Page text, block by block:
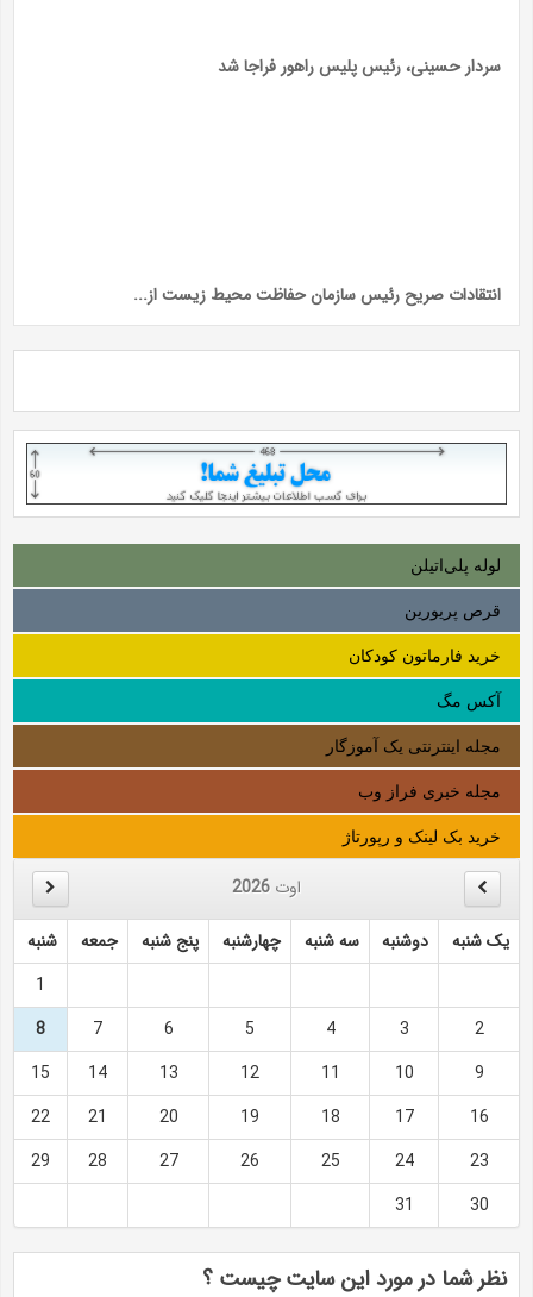
سردار حسینی، رئیس پلیس راهور فراجا شد
انتقادات صریح رئیس سازمان حفاظت محیط زیست از...
لوله‌ پلی‌اتیلن
قرص پریورین
خرید فارماتون کودکان
آکس مگ
مجله اینترنتی یک آموزگار
مجله خبری فراز وب
خرید بک لینک و رپورتاژ
اوت 2026
یک شنبه دوشنبه سه شنبه چهارشنبه پنج شنبه جمعه
شنبه
1
2
3
4
5
6
7
8
9
10
11
12
13
14
15
16
17
18
19
20
21
22
23
24
25
26
27
28
29
30
31
نظر شما در مورد این سایت چیست ؟